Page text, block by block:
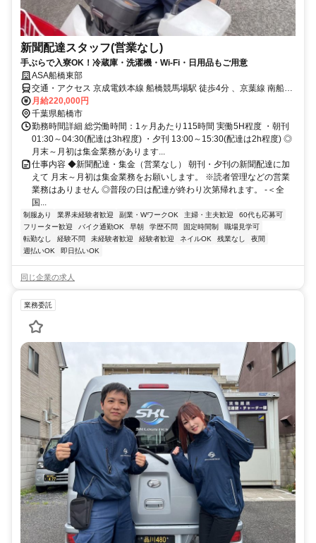
新聞配達スタッフ(営業なし)
手ぶらで入寮OK！冷蔵庫・洗濯機・Wi-Fi・日用品もご用意
ASA船橋東部
交通・アクセス 京成電鉄本線 船橋競馬場駅 徒歩4分 、京葉線 南船橋
駅 徒歩8分
月給220,000円
千葉県船橋市
勤務時間詳細 総労働時間：1ヶ月あたり115時間 実働5H程度 ・朝刊
01:30～04:30(配達は3h程度) ・夕刊 13:00～15:30(配達は2h程度) ◎
月末～月初は集金業務があります...
仕事内容 ◆新聞配達・集金（営業なし） 朝刊・夕刊の新聞配達に加
えて 月末～月初は集金業務をお願いします。 ※読者管理などの営業
業務はありません ◎普段の日は配達が終わり次第帰れます。 -＜全
国...
制服あり 業界未経験者歓迎 副業・WワークOK 主婦・主夫歓迎
60代も応募可
フリーター歓迎
バイク通勤OK 早朝 学歴不問 固定時間制
職場見学可
転勤なし
経験不問 未経験者歓迎 経験者歓迎 ネイルOK 残業なし
夜間
週払いOK
即日払いOK
同じ企業の求人
業務委託